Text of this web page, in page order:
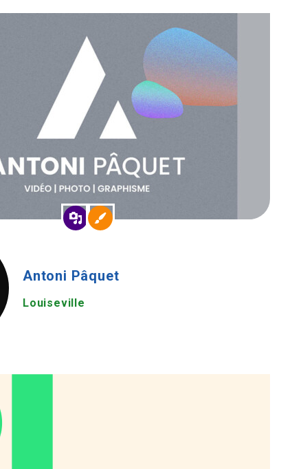
Antoni Pâquet
Louiseville